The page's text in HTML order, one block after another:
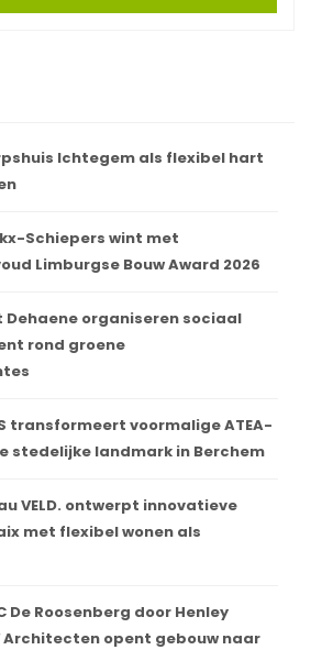
Ichtegem als flexibel hart
Schiepers wint met
Limburgse Bouw Award 2026
Dehaene organiseren sociaal
rond groene
transformeert voormalige ATEA-
stedelijke landmark in Berchem
VELD. ontwerpt innovatieve
met flexibel wonen als
De Roosenberg door Henley
Architecten opent gebouw naar